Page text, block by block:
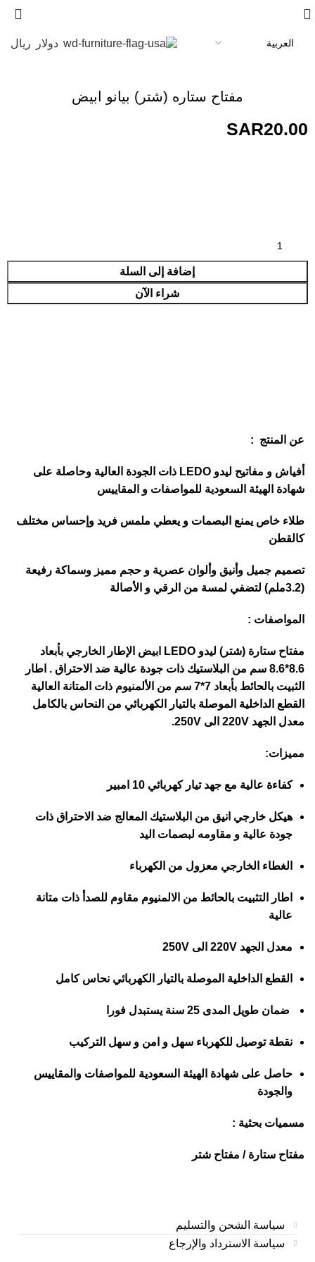
دولار ريال
مفتاح ستاره (شتر) بيانو ابيض
SAR20.00
إضافة إلى السلة
شراء الآن
عن المنتج :
أفياش و مفاتيح ليدو LEDO ذات الجودة العالية وحاصلة على
شهادة الهيئة السعودية للمواصفات و المقاييس
طلاء خاص يمنع البصمات و يعطي ملمس فريد وإحساس مختلف
كالقطن
تصميم جميل وأنيق وألوان عصرية و حجم مميز وسماكة رفيعة
(3.2ملم) لتضفي لمسة من الرقي و الأصالة
المواصفات :
مفتاح ستارة (شتر) ليدو LEDO ابيض الإطار الخارجي بأبعاد
8.6*8.6 سم من البلاستيك ذات جودة عالية ضد الاحتراق . اطار
الثبيت بالحائط بأبعاد 7*7 سم من الألمنيوم ذات المتانة العالية
القطع الداخلية الموصلة بالتيار الكهربائي من النحاس بالكامل
معدل الجهد 220V الى 250V.
مميزات:
كفاءة عالية مع جهد تيار كهربائي 10 امبير
هيكل خارجي انيق من البلاستيك المعالج ضد الاحتراق ذات
جودة عالية و مقاومه لبصمات اليد
الغطاء الخارجي معزول من الكهرباء
اطار التثبيت بالحائط من الالمنيوم مقاوم للصدأ ذات متانة
عالية
معدل الجهد 220V الى 250V
القطع الداخلية الموصلة بالتيار الكهربائي نحاس كامل
ضمان طويل المدى 25 سنة يستبدل فورا
نقطة توصيل للكهرباء سهل و امن و سهل التركيب
حاصل على شهادة الهيئة السعودية للمواصفات والمقاييس
والجودة
مسميات بحثية :
مفتاح ستارة / مفتاح شتر
سياسة الشحن والتسليم
سياسة الاسترداد والإرجاع